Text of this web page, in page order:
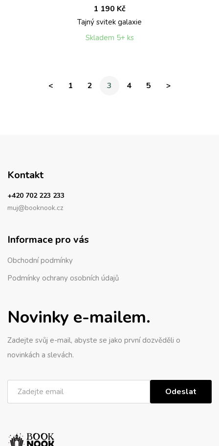
1 190 Kč
Tajný svitek galaxie
Skladem 5+ ks
< 1 2 3 4 5 >
Kontakt
+420 702 223 233
muj@booknook.cz
Informace pro vás
Obchodní podmínky
Podmínky ochrany osobních údajů
Novinky e-mailem.
Zadejte svůj e-mail, abyste se jako první dozvěděli o
novinkách a slevách.
Odeslat